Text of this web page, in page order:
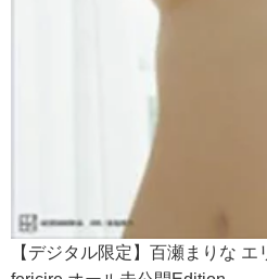
【デジタル限定】百瀬まりな